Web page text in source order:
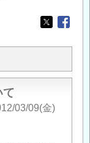
Opens in
て
03/09(金)